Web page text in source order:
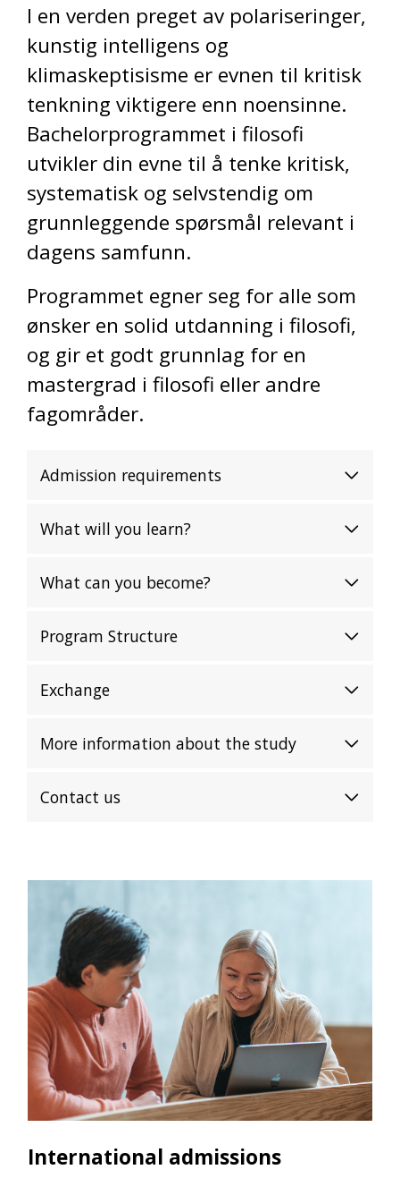
I en verden preget av polariseringer,
kunstig intelligens og
klimaskeptisisme er evnen til kritisk
tenkning viktigere enn noensinne.
Bachelorprogrammet i filosofi
utvikler din evne til å tenke kritisk,
systematisk og selvstendig om
grunnleggende spørsmål relevant i
dagens samfunn.
Programmet egner seg for alle som
ønsker en solid utdanning i filosofi,
og gir et godt grunnlag for en
mastergrad i filosofi eller andre
fagområder.
Admission requirements
What will you learn?
What can you become?
Program Structure
Exchange
More information about the study
Contact us
International admissions